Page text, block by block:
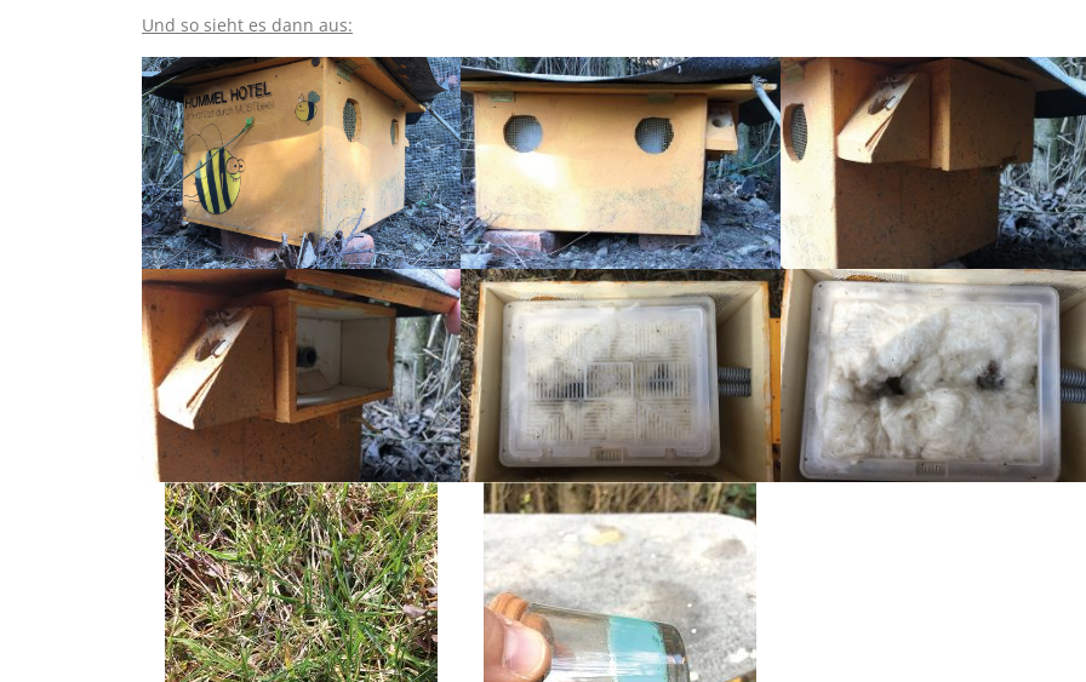
Und so sieht es dann aus: